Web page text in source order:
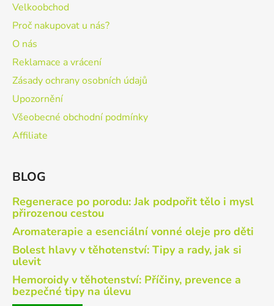
Velkoobchod
Proč nakupovat u nás?
O nás
Reklamace a vrácení
Zásady ochrany osobních údajů
Upozornění
Všeobecné obchodní podmínky
Affiliate
BLOG
Regenerace po porodu: Jak podpořit tělo i mysl
přirozenou cestou
Aromaterapie a esenciální vonné oleje pro děti
Bolest hlavy v těhotenství: Tipy a rady, jak si
ulevit
Hemoroidy v těhotenství: Příčiny, prevence a
bezpečné tipy na úlevu